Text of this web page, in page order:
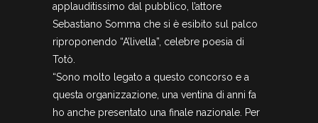
applauditissimo dal pubblico, l’attore
Sebastiano Somma che si è esibito sul palco
riproponendo “A’livella”, celebre poesia di
Totò.
“Sono molto legato a questo concorso e a
questa organizzazione, una ventina di anni fa
ho anche presentato una finale nazionale. Per